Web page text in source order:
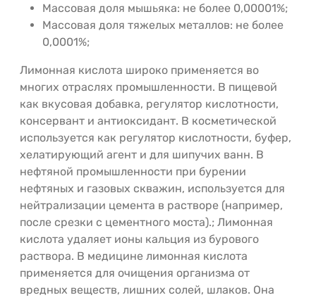
Массовая доля мышьяка: не более 0,00001%;
Массовая доля тяжелых металлов: не более
0,0001%;
Лимонная кислота широко применяется во
многих отраслях промышленности. В пищевой
как вкусовая добавка, регулятор кислотности,
консервант и антиоксидант. В косметической
используется как регулятор кислотности, буфер,
хелатирующий агент и для шипучих ванн. В
нефтяной промышленности при бурении
нефтяных и газовых скважин, используется для
нейтрализации цемента в растворе (например,
после срезки с цементного моста).; Лимонная
кислота удаляет ионы кальция из бурового
раствора. В медицине лимонная кислота
применяется для очищения организма от
вредных веществ, лишних солей, шлаков. Она